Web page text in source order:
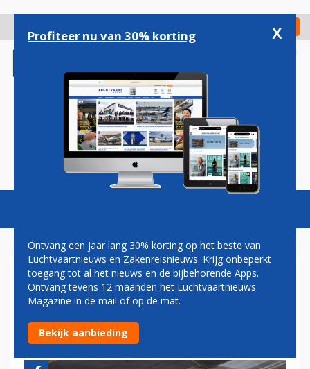
gaan
Check in
Magazine Podcasts Vacatures
BOEING ONTDEKT NIEUW
MOTORPROBLEEM BIJ 777-9
TIJDENS INSPECTIE
Profiteer nu van 30% korting x
Ontvang een jaar lang 30% korting op het beste van
Luchtvaartnieuws en Zakenreisnieuws. Krijg onbeperkt
toegang tot al het nieuws en de bijbehorende Apps.
Ontvang tevens 12 maanden het Luchtvaartnieuws
Magazine in de mail of op de mat.
Bekijk aanbieding